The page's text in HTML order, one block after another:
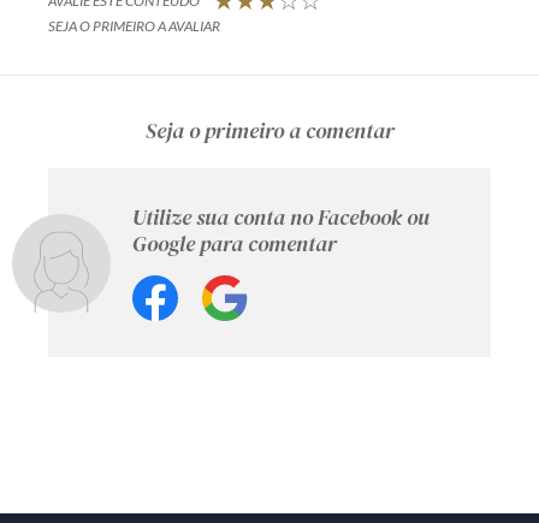
SEJA O PRIMEIRO A AVALIAR
Seja o primeiro a comentar
Utilize sua conta no Facebook ou
Google para comentar